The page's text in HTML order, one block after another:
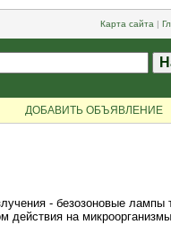
Карта сайта |
ДОБАВИТЬ ОБЪЯВЛЕНИЕ
- безозоновые
на